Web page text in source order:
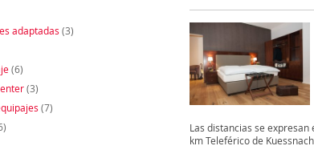
adaptadas (3)
(6)
(3)
(7)
Las distancias se
km Teleférico de